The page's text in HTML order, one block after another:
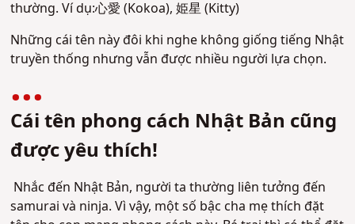
thường. Ví dụ:心愛 (Kokoa), 姫星 (Kitty)
Những cái tên này đôi khi nghe không giống tiếng Nhật
truyền thống nhưng vẫn được nhiều người lựa chọn.
Cái tên phong cách Nhật Bản cũng
được yêu thích!
Nhắc đến Nhật Bản, người ta thường liên tưởng đến
samurai và ninja. Vì vậy, một số bậc cha mẹ thích đặt